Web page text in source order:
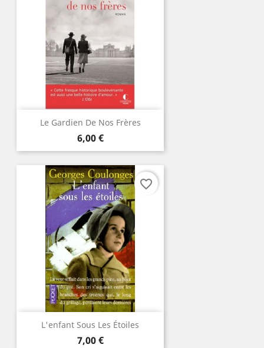
Le Gardien De Nos Frères
Prix
6,00 €
L'enfant Sous Les Étoiles
Prix
7,00 €
favorite_border